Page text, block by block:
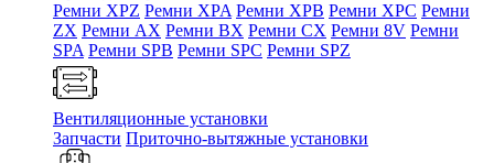
Ремни XPZ Ремни XPA Ремни XPB Ремни XPC Ремни
ZX Ремни AX Ремни BX Ремни CX Ремни 8V Ремни
SPA Ремни SPB Ремни SPC Ремни SPZ
Вентиляционные установки
Запчасти Приточно-вытяжные установки